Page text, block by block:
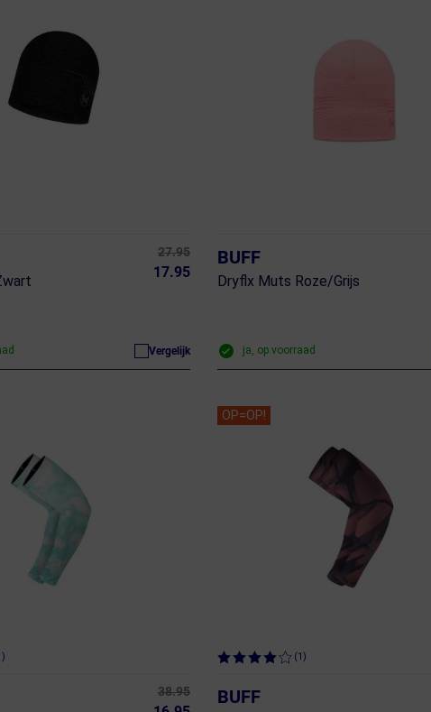
27.95
17.95
Vergelijk
BUFF
Dryflx Muts Roze/Grijs
ja, op voorraad
38.95
OP=OP!
(1)
BUFF